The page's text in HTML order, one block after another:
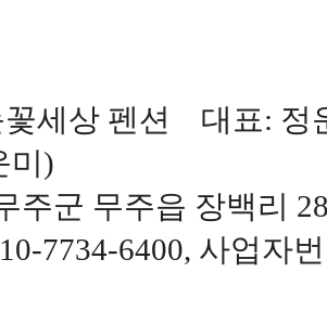
세상 펜션 대표: 정
미)
주군 무주읍 장백리
7734-6400, 사업자